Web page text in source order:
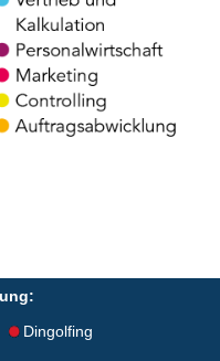
Dingolfing